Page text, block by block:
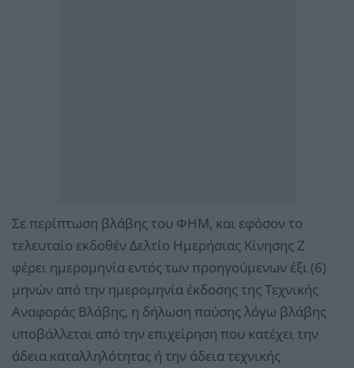
Σε περίπτωση βλάβης του ΦΗΜ, και εφόσον το
τελευταίο εκδοθέν Δελτίο Ημερήσιας Κίνησης Ζ
φέρει ημερομηνία εντός των προηγούμενων έξι (6)
μηνών από την ημερομηνία έκδοσης της Τεχνικής
Αναφοράς Βλάβης, η δήλωση παύσης λόγω βλάβης
υποβάλλεται από την επιχείρηση που κατέχει την
άδεια καταλληλότητας ή την άδεια τεχνικής